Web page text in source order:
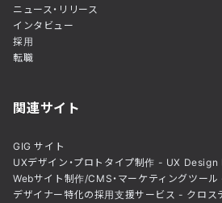
ニュース・リリース
インタビュー
採用
転職
関連サイト
GIG サイト
UXデザイン・プロトタイプ制作 - UX Design
Webサイト制作/CMS・マーケティングツー
デザイナー特化の採用支援サービス - クロス